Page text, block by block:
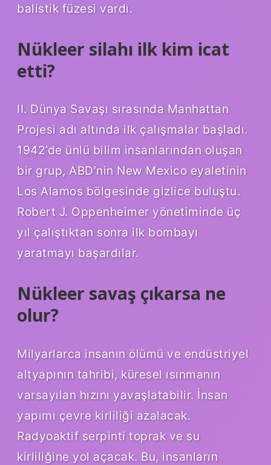
balistik füzesi vardı.
Nükleer silahı ilk kim icat
etti?
II. Dünya Savaşı sırasında Manhattan
Projesi adı altında ilk çalışmalar başladı.
1942’de ünlü bilim insanlarından oluşan
bir grup, ABD’nin New Mexico eyaletinin
Los Alamos bölgesinde gizlice buluştu.
Robert J. Oppenheimer yönetiminde üç
yıl çalıştıktan sonra ilk bombayı
yaratmayı başardılar.
Nükleer savaş çıkarsa ne
olur?
Milyarlarca insanın ölümü ve endüstriyel
altyapının tahribi, küresel ısınmanın
varsayılan hızını yavaşlatabilir. İnsan
yapımı çevre kirliliği azalacak.
Radyoaktif serpinti toprak ve su
kirliliğine yol açacak. Bu, insanların